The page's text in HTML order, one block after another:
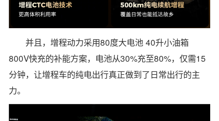
并且，增程动力采用80度大电池 40升小油箱
800V快充的补能方案，电池从30%充至80%，仅需15
分钟，让增程车的纯电出行真正做到了日常出行的主
力。